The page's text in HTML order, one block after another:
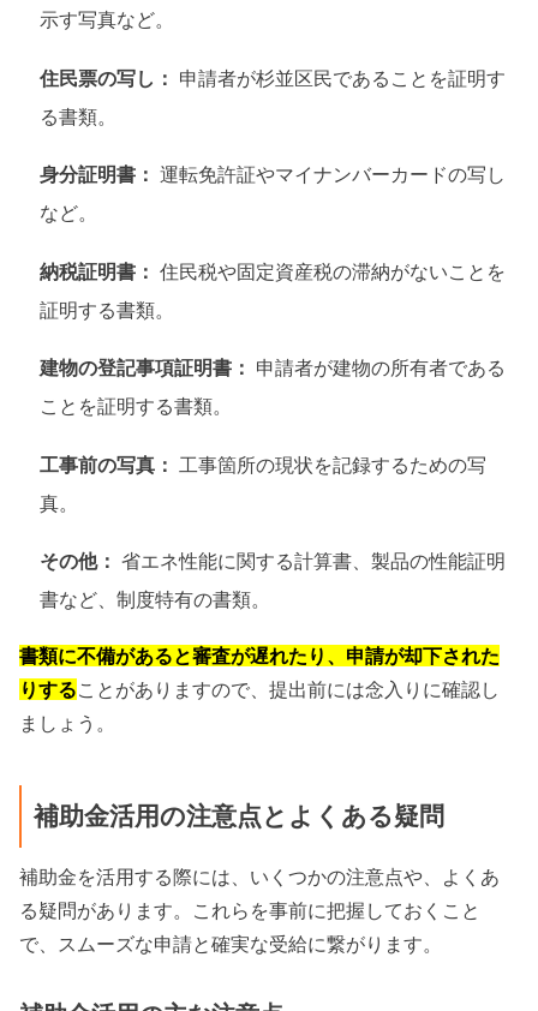
示す写真など。
住民票の写し：
申請者が杉並区民であることを証明す
る書類。
身分証明書： 運転免許証やマイナンバーカードの写し
など。
納税証明書： 住民税や固定資産税の滞納がないことを
証明する書類。
建物の登記事項証明書：
申請者が建物の所有者である
ことを証明する書類。
工事前の写真：
工事箇所の現状を記録するための写
真。
その他： 省エネ性能に関する計算書、製品の性能証明
書など、制度特有の書類。
書類に不備があると審査が遅れたり、申請が却下された
りする ことがありますので、提出前には念入りに確認し
ましょう。
補助金活用の注意点とよくある疑問
補助金を活用する際には、いくつかの注意点や、よくあ
る疑問があります。これらを事前に把握しておくこと
で、スムーズな申請と確実な受給に繋がります。